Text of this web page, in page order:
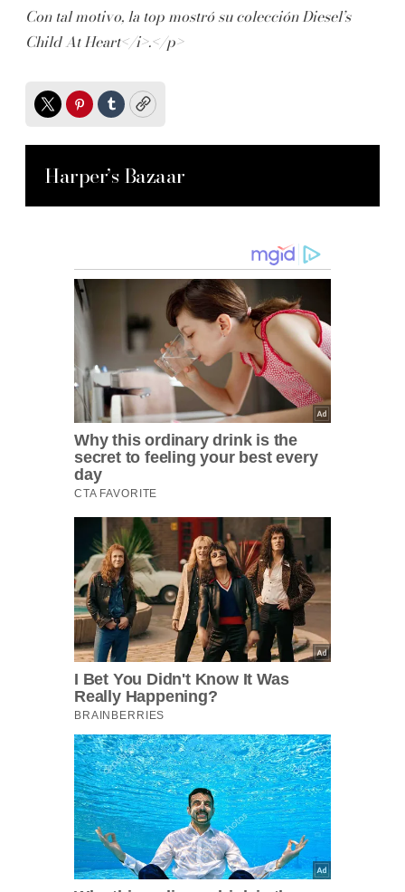
Con tal motivo, la top mostró su colecciónDiesel’s
Child At Heart</i>.</p>
TwitterPinterest
TumblrCopy
Harper’s Bazaar